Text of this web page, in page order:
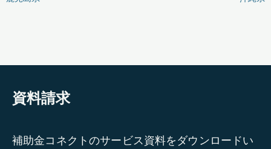
資料請求
補助金コネクトのサービス資料をダウンロードい